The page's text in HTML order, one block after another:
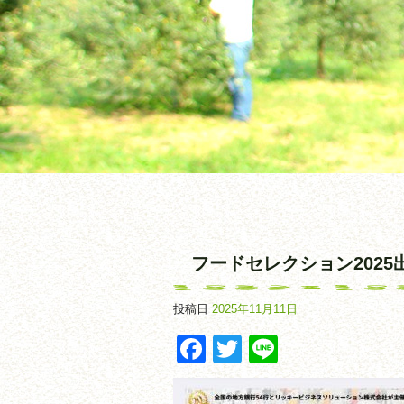
フードセレクション2025
投稿日 2025年11月11日
Facebook
Twitter
Line